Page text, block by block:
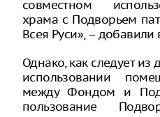
совместном
храма с Подворьем
Всея Руси», –
Однако, как следует
использовании
между Фондом и
пользование